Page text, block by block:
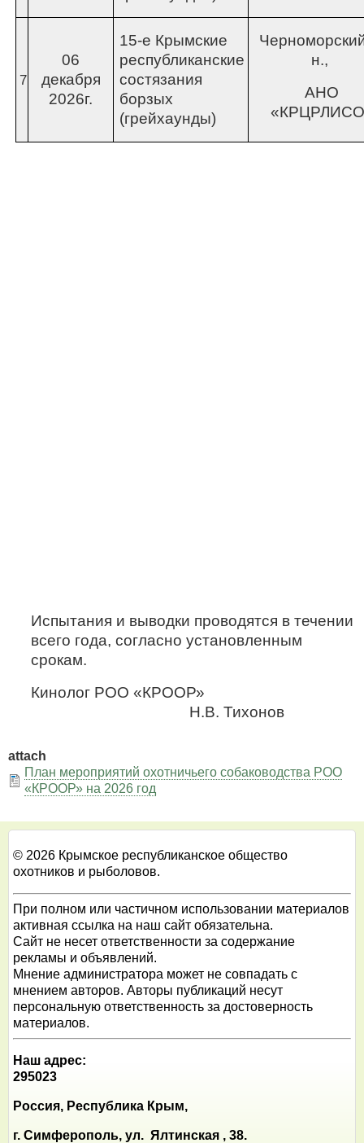
7
06
декабря
2026г.
15-е Крымские
республиканские
состязания
борзых
(грейхаунды)
н.,
АНО
Испытания и выводки проводятся в течении
всего года, согласно установленным
срокам.
Кинолог РОО «КРООР»
Н.В. Тихонов
attach
План мероприятий охотничьего собаководства РОО
«КРООР» на 2026 год
© 2026 Крымское республиканское общество
охотников и рыболовов.
При полном или частичном использовании материалов
активная ссылка на наш сайт обязательна.
Сайт не несет ответственности за содержание
рекламы и объявлений.
Мнение администратора может не совпадать с
мнением авторов. Авторы публикаций несут
персональную ответственность за достоверность
материалов.
Наш адрес:
295023
Россия, Республика Крым,
г. Симферополь, ул. Ялтинская , 38.